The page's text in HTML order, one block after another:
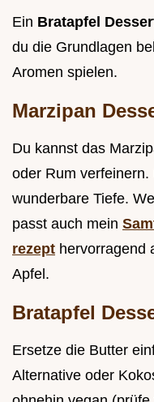
Ein Bratapfel
du die Grundlagen
Aromen spielen.
Marzipan
Du kannst das
oder Rum
wunderbare Tiefe.
passt auch mein
rezept hervorragend
Apfel.
Bratapfel
Ersetze die Butter
Alternative oder